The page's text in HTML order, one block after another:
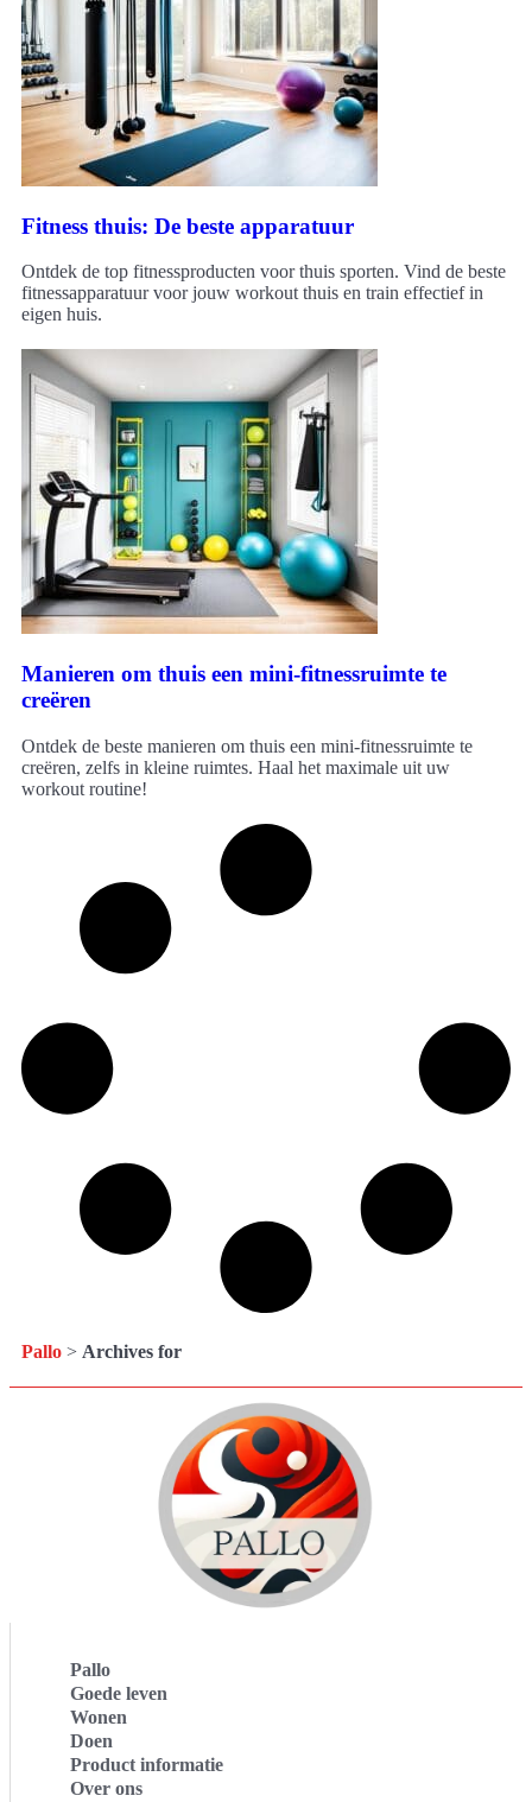
Fitness thuis: De beste apparatuur
Ontdek de top fitnessproducten voor thuis sporten. Vind de beste
fitnessapparatuur voor jouw workout thuis en train effectief in
eigen huis.
Manieren om thuis een mini-fitnessruimte te
creëren
Ontdek de beste manieren om thuis een mini-fitnessruimte te
creëren, zelfs in kleine ruimtes. Haal het maximale uit uw
workout routine!
Pallo > Archives for
Pallo
Goede leven
Wonen
Doen
Product informatie
Over ons